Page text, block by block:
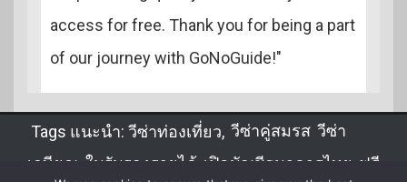
access for free. Thank you for being a part
of our journey with GoNoGuide!"
Tags แนะนำ: วีซ่าท่องเที่ยว, วีซ่าคู่สมรส ,วีซ่า
เกษียณ ใบรับรองรายได้ เปิดบัญชีธนาคารไทย ฟรี